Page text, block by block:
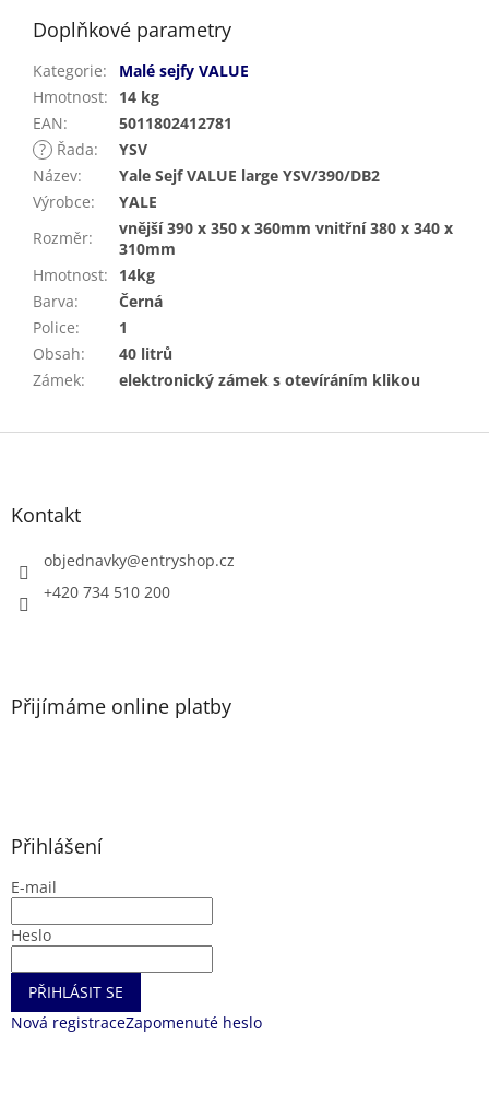
Doplňkové parametry
Kategorie:
Malé sejfy VALUE
Hmotnost:
14 kg
EAN:
5011802412781
? Řada:
YSV
Název:
Yale Sejf VALUE large YSV/390/DB2
Výrobce:
YALE
Rozměr:
vnější 390 x 350 x 360mm vnitřní 380 x 340 x
310mm
Hmotnost:
14kg
Barva:
Černá
Police:
1
Obsah:
40 litrů
Zámek: elektronický zámek s otevíráním klikou
Z
Kontakt
objednavky@entryshop.cz
+420 734 510 200
Přijímáme online platby
Přihlášení
E-mail
Heslo
PŘIHLÁSIT SE
Nová registraceZapomenuté heslo